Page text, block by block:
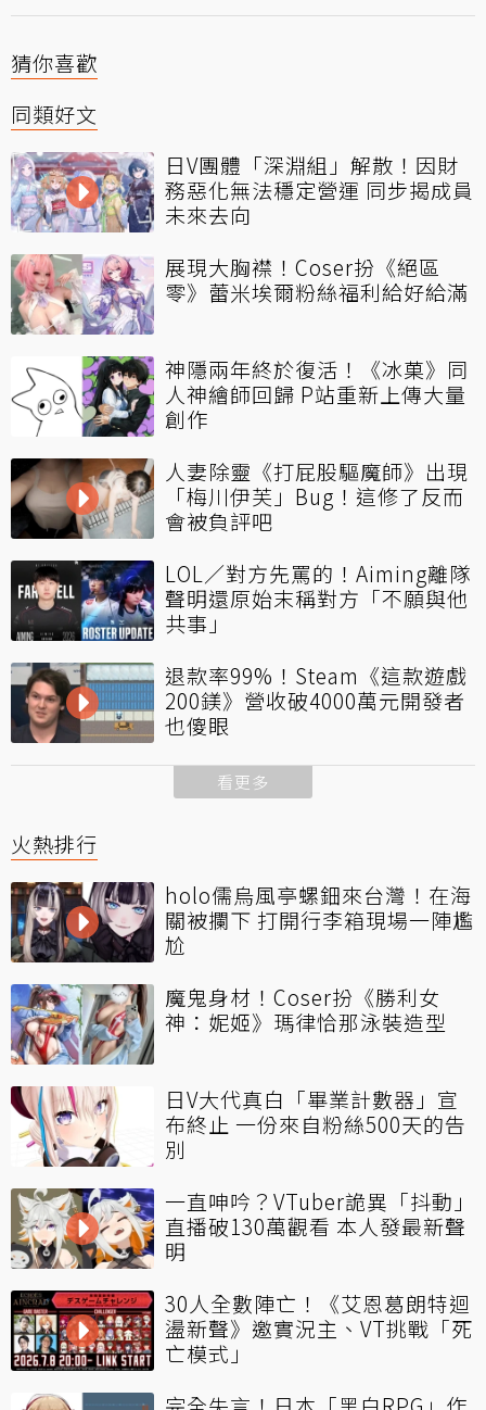
猜你喜歡
同類好文
日V團體「深淵組」解散！因財
務惡化無法穩定營運 同步揭成員
未來去向
展現大胸襟！Coser扮《絕區
零》蕾米埃爾粉絲福利給好給滿
神隱兩年終於復活！《冰菓》同
人神繪師回歸 P站重新上傳大量
創作
人妻除靈《打屁股驅魔師》出現
「梅川伊芙」Bug！這修了反而
會被負評吧
LOL／對方先罵的！Aiming離隊
聲明還原始末稱對方「不願與他
共事」
退款率99%！Steam《這款遊戲
200鎂》營收破4000萬元開發者
也傻眼
看更多
火熱排行
holo儒烏風亭螺鈿來台灣！在海
關被攔下 打開行李箱現場一陣尷
尬
魔鬼身材！Coser扮《勝利女
神：妮姬》瑪律恰那泳裝造型
日V大代真白「畢業計數器」宣
布終止 一份來自粉絲500天的告
別
一直呻吟？VTuber詭異「抖動」
直播破130萬觀看 本人發最新聲
明
30人全數陣亡！《艾恩葛朗特迴
盪新聲》邀實況主、VT挑戰「死
亡模式」